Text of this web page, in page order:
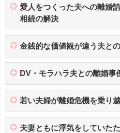
愛人をつくった夫への離婚
相続の解決
金銭的な価値観が違う夫と
DV・モラハラ夫との離婚事
若い夫婦が離婚危機を乗り
夫妻ともに浮気をしていた